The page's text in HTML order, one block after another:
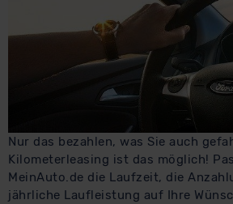
Nur das bezahlen, was Sie auch
Kilometerleasing ist das möglich!
MeinAuto.de die Laufzeit, die
jährliche Laufleistung auf Ihre